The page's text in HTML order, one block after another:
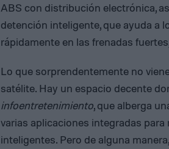
ABS con distribución electrónica,
detención inteligente, que ayuda a
rápidamente en las frenadas
Lo que sorprendentemente no
satélite. Hay un espacio decente
infoentretenimiento, que alberga
varias aplicaciones integradas
inteligentes. Pero de alguna